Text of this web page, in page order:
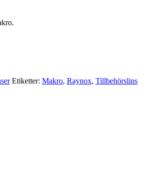
Etiketter: Makro, Raynox, Tillbehörslins